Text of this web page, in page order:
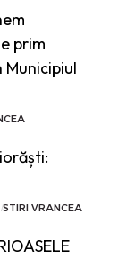
prim
STIRI VRANCEA